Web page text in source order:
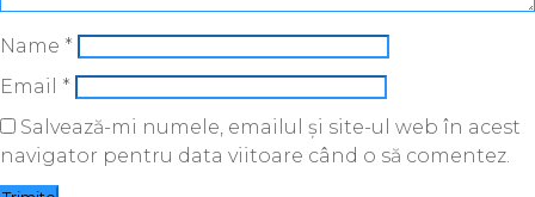
Name *
Email *
Salvează-mi numele, emailul și site-ul web în acest
navigator pentru data viitoare când o să comentez.